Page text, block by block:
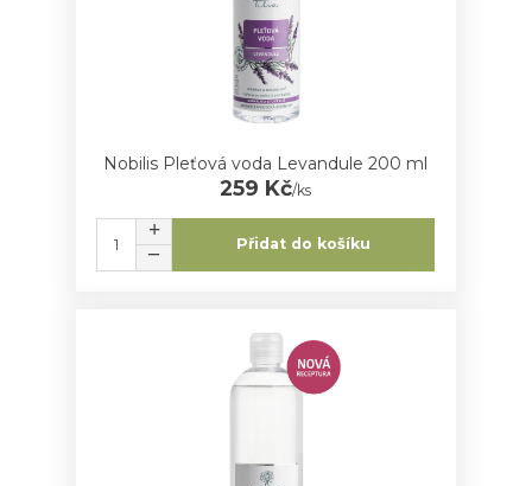
Nobilis Pleťová voda Levandule 200 ml
259 Kč/ks
Přidat do košíku